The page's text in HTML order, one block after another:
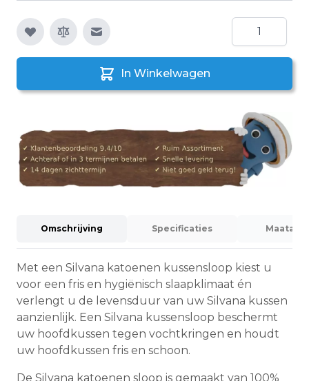
E-mail naar een vriend
Aantal
In Winkelwagen
Omschrijving Specificaties
Met een Silvana katoenen kussensloop kiest u
voor een fris en hygiënisch slaapklimaat én
verlengt u de levensduur van uw Silvana kussen
aanzienlijk. Een Silvana kussensloop beschermt
uw hoofdkussen tegen vochtkringen en houdt
uw hoofdkussen fris en schoon.
De Silvana katoenen sloop is gemaakt van 100%